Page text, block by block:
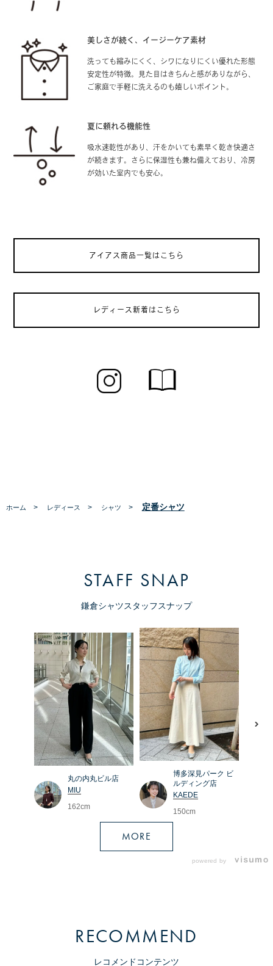
美しさが続く、イージーケア素材
洗っても縮みにくく、シワになりにくい優れた形態
安定性が特徴。見た目はきちんと感がありながら、
ご家庭で手軽に洗えるのも嬉しいポイント。
夏に頼れる機能性
吸水速乾性があり、汗をかいても素早く乾き快適さ
が続きます。さらに保湿性も兼ね備えており、冷房
が効いた室内でも安心。
アイアス商品一覧はこちら
レディース新着はこちら
ホーム > レディース > シャツ > 定番シャツ
STAFF SNAP
鎌倉シャツスタッフスナップ
丸の内丸ビル店
MIU
162cm
博多深見パーク ビ
ルディング店
KAEDE
150cm
MORE
powered by
RECOMMEND
レコメンドコンテンツ